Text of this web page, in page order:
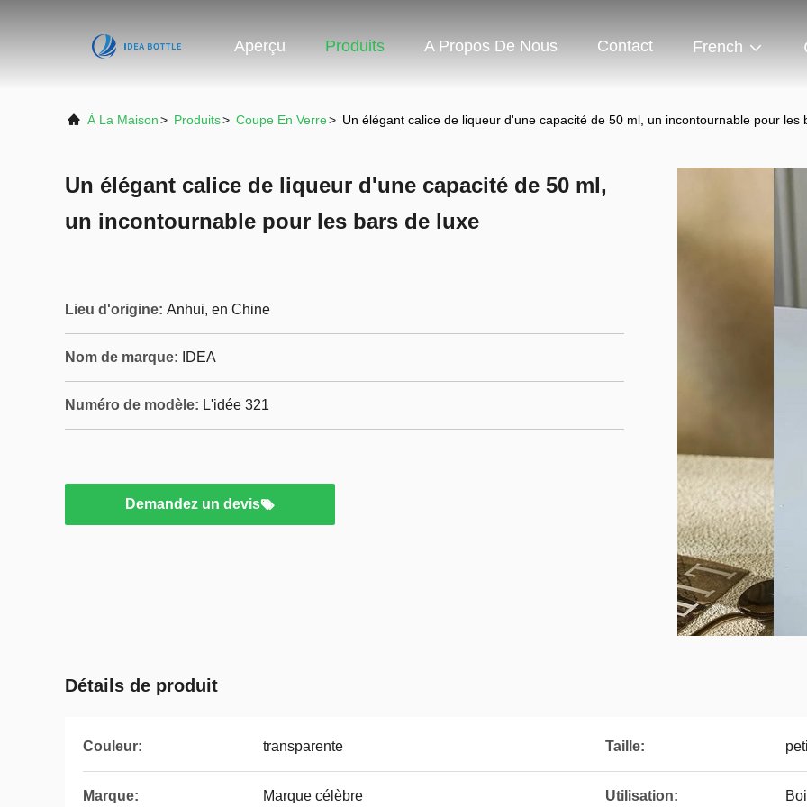
Aperçu Produits A Propos De Nous Contact French
À La Maison> Produits> Coupe En Verre> Un élégant calice de liqueur d'une capacité de 50 ml, un incontournable pour les
Un élégant calice de liqueur d'une capacité de 50 ml,
un incontournable pour les bars de luxe
Lieu d'origine: Anhui, en Chine
Nom de marque: IDEA
Numéro de modèle: L'idée 321
Demandez un devis
Détails de produit
Couleur: transparente Taille:
Marque: Marque célèbre Utilisation: